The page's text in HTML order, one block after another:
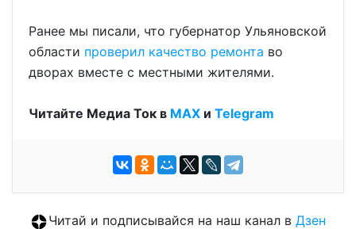
Ранее мы писали, что губернатор Ульяновской
области проверил качество ремонта во
дворах вместе с местными жителями.
Читайте Медиа Ток в МАХ и Telegram
Читай и подписывайся на наш канал в Дзен